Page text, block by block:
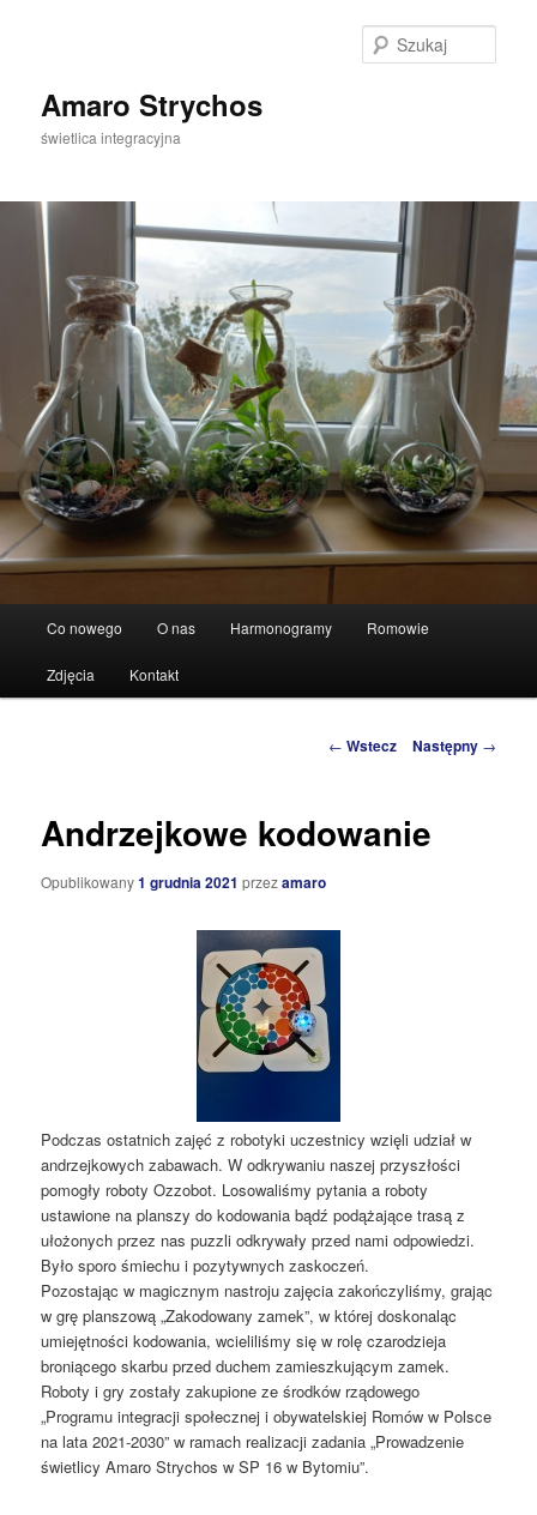
Amaro Strychos
świetlica integracyjna
Przeskocz
do
Co nowego O nas Harmonogramy Romowie
Zdjęcia Kontakt
Zobacz
← Wstecz Następny →
Andrzejkowe kodowanie
Opublikowany1 grudnia 2021 przezamaro
Podczas ostatnich zajęć z robotyki uczestnicy wzięli udział w
andrzejkowych zabawach. W odkrywaniu naszej przyszłości
pomogły roboty Ozzobot. Losowaliśmy pytania a roboty
ustawione na planszy do kodowania bądź podążające trasą z
ułożonych przez nas puzzli odkrywały przed nami odpowiedzi.
Było sporo śmiechu i pozytywnych zaskoczeń.
Pozostając w magicznym nastroju zajęcia zakończyliśmy, grając
w grę planszową „Zakodowany zamek”, w której doskonaląc
umiejętności kodowania, wcieliliśmy się w rolę czarodzieja
broniącego skarbu przed duchem zamieszkującym zamek.
Roboty i gry zostały zakupione ze środków rządowego
„Programu integracji społecznej i obywatelskiej Romów w Polsce
na lata 2021-2030” w ramach realizacji zadania „Prowadzenie
świetlicy Amaro Strychos w SP 16 w Bytomiu”.